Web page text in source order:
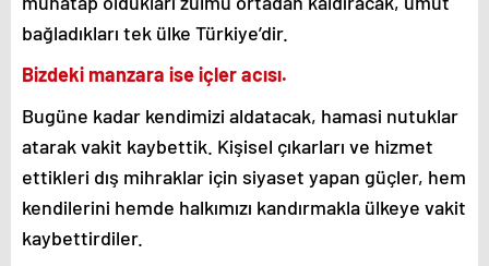
bağladıkları tek ülke Türkiye’dir.
Bizdeki manzara ise içler acısı.
Bugüne kadar kendimizi aldatacak, hamasi nutuklar
atarak vakit kaybettik. Kişisel çıkarları ve hizmet
ettikleri dış mihraklar için siyaset yapan güçler, hem
kendilerini hemde halkımızı kandırmakla ülkeye vakit
kaybettirdiler.